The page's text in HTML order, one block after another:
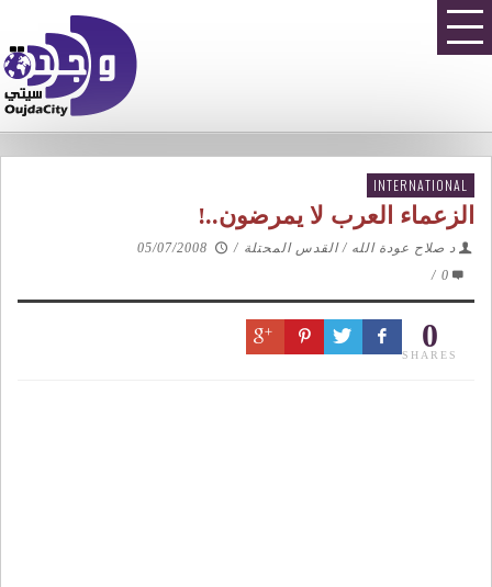
INTERNATIONAL
الزعماء العرب لا يمرضون..!
د صلاح عودة الله / القدس المحتلة /
05/07/2008
0
/
0
SHARES